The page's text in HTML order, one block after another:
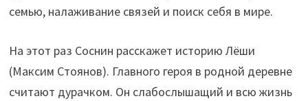
семью, налаживание связей и поиск себя в мире.
На этот раз Соснин расскажет историю Лёши
(Максим Стоянов). Главного героя в родной деревне
считают дурачком. Он слабослышащий и всю жизнь